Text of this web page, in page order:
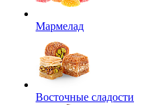
Мармелад
Восточные сладости